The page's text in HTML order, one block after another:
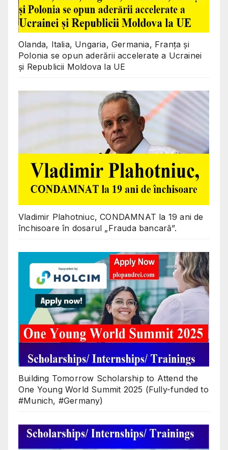
Olanda, Italia, Ungaria, Germania, Franța și
Polonia se opun aderării accelerate a Ucrainei
și Republicii Moldova la UE
Vladimir Plahotniuc, CONDAMNAT la 19 ani de
închisoare în dosarul „Frauda bancară”.
Building Tomorrow Scholarship to Attend the
One Young World Summit 2025 (Fully-funded to
#Munich, #Germany)